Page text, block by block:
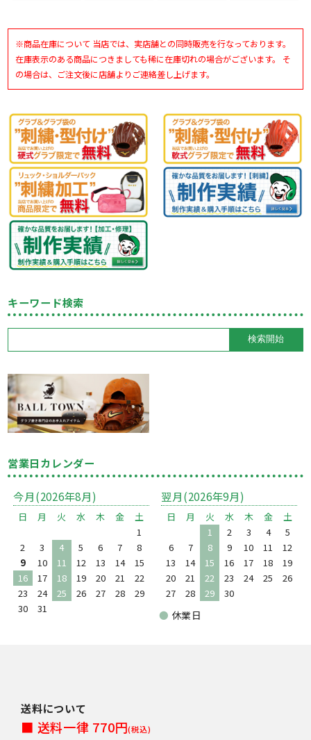
※商品在庫について 当店では、実店舗との同時販売を行なっております。
在庫表示のある商品につきましても稀に在庫切れの場合がございます。 そ
の場合は、ご注文後に店舗よりご連絡差し上げます。
キーワード検索
営業日カレンダー
今月(2026年8月)
日 月 火 水 木 金
土
1
2
3 4 5 6 7
8
9
10 11 12 13 14
15
16
17 18 19 20 21
22
23
24 25 26 27 28
29
30
31
翌月(2026年9月)
日 月 火 水 木 金
土
1
2 3 4
5
6
7 8 9 10 11
12
13
14 15 16 17 18
19
20
21 22 23 24 25
26
27
28 29 30
● 休業日
送料について
■ 送料一律 770円(税込)